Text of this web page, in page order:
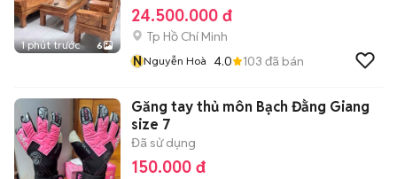
1 phút trước 6
24.500.000 đ
Tp Hồ Chí Minh
NNguyễn Hoà 4.0 103 đã bán
Găng tay thủ môn Bạch Đằng Giang
size 7
Đã sử dụng
150.000 đ